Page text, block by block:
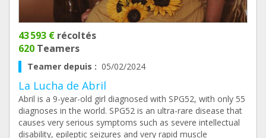
43 593 € récoltés
620 Teamers
Teamer depuis : 05/02/2024
La Lucha de Abril
Abril is a 9-year-old girl diagnosed with SPG52, with only 55
diagnoses in the world. SPG52 is an ultra-rare disease that
causes very serious symptoms such as severe intellectual
disability, epileptic seizures and very rapid muscle